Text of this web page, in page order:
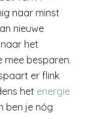
naar minst
nieuwe
het
mee besparen.
er flink
het energie
ben je nóg